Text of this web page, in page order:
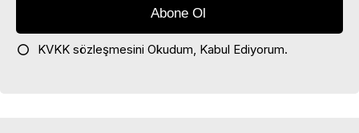
KVKK sözleşmesini Okudum, Kabul Ediyorum.